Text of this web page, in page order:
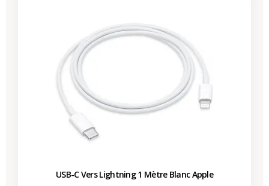
USB-C Vers Lightning 1 Mètre Blanc Apple